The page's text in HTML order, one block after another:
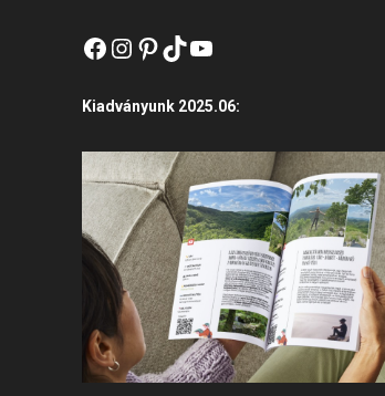
Facebook
Instagram
Pinterest
TikTok
YouTube
Kiadványunk 2025.06: